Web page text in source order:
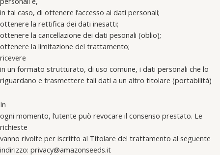
in tal caso, di ottenere l’accesso ai dati personali;
ottenere la rettifica dei dati inesatti;
ottenere la cancellazione dei dati pesonali (oblio);
ottenere la limitazione del trattamento;
ricevere
in un formato strutturato, di uso comune, i dati personali che lo
riguardano e trasmettere tali dati a un altro titolare (portabilità)
In
ogni momento, l’utente può revocare il consenso prestato. Le
richieste
vanno rivolte per iscritto al Titolare del trattamento al seguente
indirizzo: privacy@amazonseeds.it